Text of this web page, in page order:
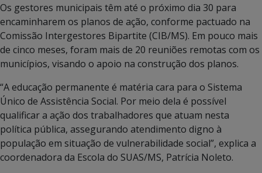
Os gestores municipais têm até o próximo dia 30 para
encaminharem os planos de ação, conforme pactuado na
Comissão Intergestores Bipartite (CIB/MS). Em pouco mais
de cinco meses, foram mais de 20 reuniões remotas com os
municípios, visando o apoio na construção dos planos.
“A educação permanente é matéria cara para o Sistema
Único de Assistência Social. Por meio dela é possível
qualificar a ação dos trabalhadores que atuam nesta
política pública, assegurando atendimento digno à
população em situação de vulnerabilidade social”, explica a
coordenadora da Escola do SUAS/MS, Patrícia Noleto.